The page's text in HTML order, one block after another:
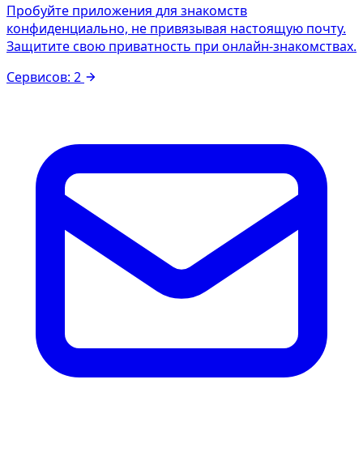
Пробуйте приложения для знакомств
конфиденциально, не привязывая настоящую почту.
Защитите свою приватность при онлайн-знакомствах.
Сервисов: 2